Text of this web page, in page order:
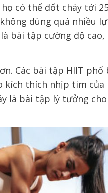
có thể đốt cháy tới
dùng quá nhiều
bài tập cường độ cao,
Các bài tập HIIT phổ
kích thích nhịp tim của
là bài tập lý tưởng